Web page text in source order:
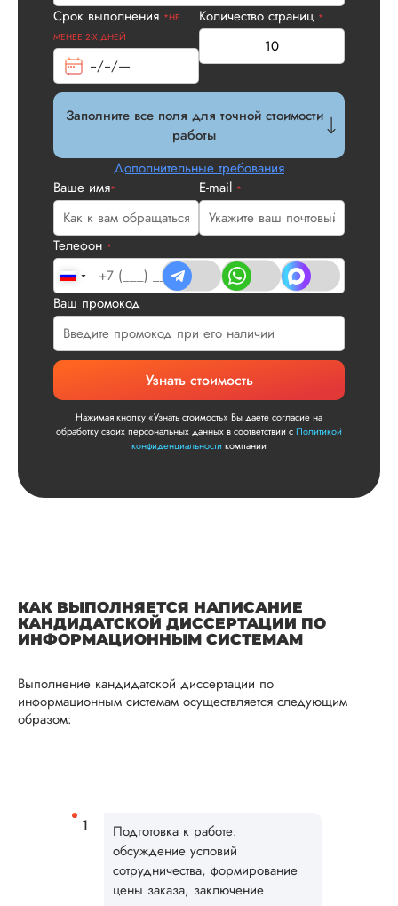
Срок выполнения *НЕ
МЕНЕЕ 2-Х ДНЕЙ
Количество страниц *
Заполните все поля для точной стоимости
работы
Дополнительные требования
Ваше имя* E-mail *
Телефон *
Ваш промокод
Узнать стоимость
Нажимая кнопку «Узнать стоимость» Вы даете согласие на
обработку своих персональных данных в соответствии сПолитикой
конфиденциальностикомпании
КАК ВЫПОЛНЯЕТСЯ НАПИСАНИЕ
КАНДИДАТСКОЙ ДИССЕРТАЦИИ ПО
ИНФОРМАЦИОННЫМ СИСТЕМАМ
Выполнение кандидатской диссертации по
информационным системам осуществляется следующим
образом:
Подготовка к работе:
обсуждение условий
сотрудничества, формирование
цены заказа, заключение
Вид работы:
Кандидатская
Дата:2025-08-10
Впервые
работу, потому что
укладывалась в
Кандидатская
качественно. По
структуре
– все
последовательно,
воды, в
темой работы.
Понравилось
Читать полный
Роман Н.
Вид работы:
антропологии
выполнили в
указанные в
поэтому отдал на
доработку по